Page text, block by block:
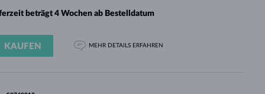
beträgt 4 Wochen ab Bestelldatum
KAUFEN MEHR DETAILS ERFAHREN